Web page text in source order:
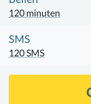
120 minuten
SMS
120 SMS